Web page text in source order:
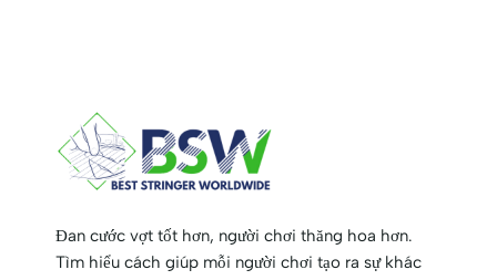
Đan cước vợt tốt hơn, người chơi thăng hoa hơn.
Tìm hiểu cách giúp mỗi người chơi tạo ra sự khác